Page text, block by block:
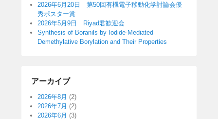
2026年6月20日 第50回有機電子移動化学討論会優
秀ポスター賞
2026年5月9日 Riyad君歓迎会
Synthesis of Boranils by Iodide-Mediated
Demethylative Borylation and Their Properties
アーカイブ
2026年8月 (2)
2026年7月 (2)
2026年6月 (3)